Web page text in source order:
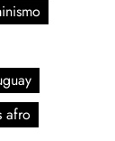
afro